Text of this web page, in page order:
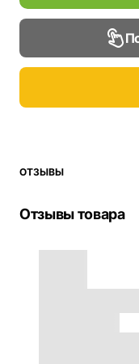
ОТЗЫВЫ
Отзывы товара